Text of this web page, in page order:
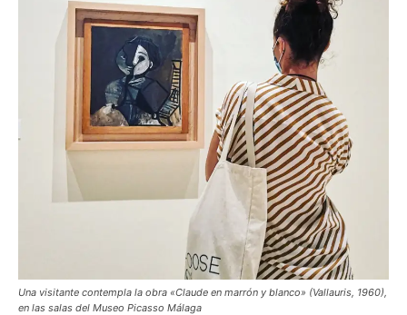
Una visitante contempla la obra «Claude en marrón y blanco» (Vallauris, 1960),
en las salas del Museo Picasso Málaga